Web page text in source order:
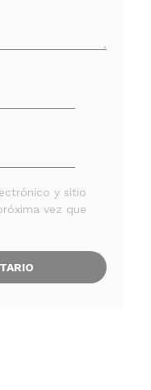
y sitio
vez que